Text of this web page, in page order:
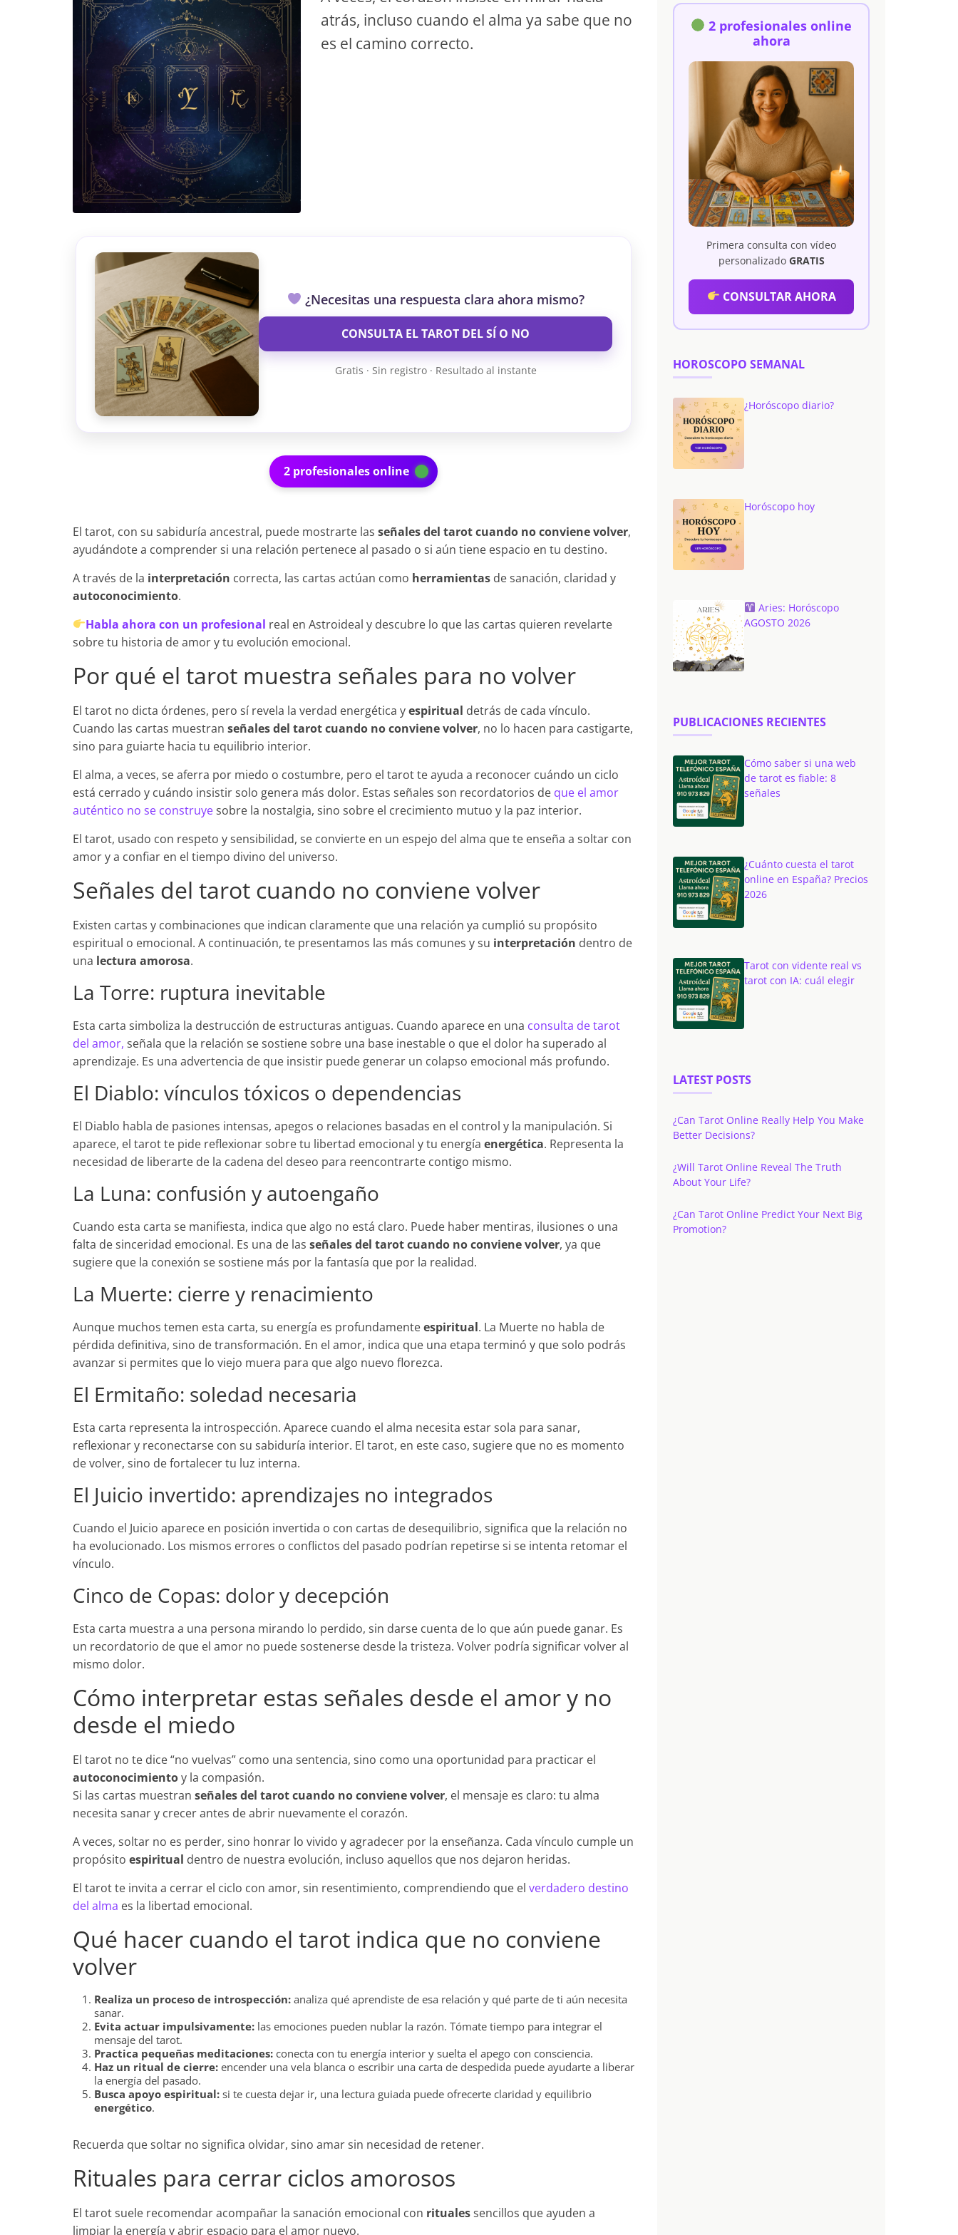
atrás, incluso cuando el alma ya sabe que no
es el camino correcto.
¿Necesitas una respuesta clara ahora mismo?
CONSULTA EL TAROT DEL SÍ O NO
Gratis · Sin registro · Resultado al instante
2 profesionales online
El tarot, con su sabiduría ancestral, puede mostrarte las señales del tarot cuando no conviene volver,
ayudándote a comprender si una relación pertenece al pasado o si aún tiene espacio en tu destino.
A través de la interpretación correcta, las cartas actúan como herramientas de sanación, claridad y
autoconocimiento.
Habla ahora con un profesional real en Astroideal y descubre lo que las cartas quieren revelarte
sobre tu historia de amor y tu evolución emocional.
Por qué el tarot muestra señales para no volver
El tarot no dicta órdenes, pero sí revela la verdad energética yespiritual detrás de cada vínculo.
Cuando las cartas muestran señales del tarot cuando no conviene volver, no lo hacen para castigarte,
sino para guiarte hacia tu equilibrio interior.
El alma, a veces, se aferra por miedo o costumbre, pero el tarot te ayuda a reconocer cuándo un ciclo
está cerrado y cuándo insistir solo genera más dolor. Estas señales son recordatorios de que el amor
auténtico no se construyesobre la nostalgia, sino sobre el crecimiento mutuo y la paz interior.
El tarot, usado con respeto y sensibilidad, se convierte en un espejo del alma que te enseña a soltar con
amor y a confiar en el tiempo divino del universo.
Señales del tarot cuando no conviene volver
Existen cartas y combinaciones que indican claramente que una relación ya cumplió su propósito
espiritual o emocional. A continuación, te presentamos las más comunes y su interpretación dentro de
una lectura amorosa.
La Torre: ruptura inevitable
Esta carta simboliza la destrucción de estructuras antiguas. Cuando aparece en una consulta de tarot
del amor, señala que la relación se sostiene sobre una base inestable o que el dolor ha superado al
aprendizaje. Es una advertencia de que insistir puede generar un colapso emocional más profundo.
El Diablo: vínculos tóxicos o dependencias
El Diablo habla de pasiones intensas, apegos o relaciones basadas en el control y la manipulación. Si
aparece, el tarot te pide reflexionar sobre tu libertad emocional y tu energía energética. Representa la
necesidad de liberarte de la cadena del deseo para reencontrarte contigo mismo.
La Luna: confusión y autoengaño
Cuando esta carta se manifiesta, indica que algo no está claro. Puede haber mentiras, ilusiones o una
falta de sinceridad emocional. Es una de las señales del tarot cuando no conviene volver, ya que
sugiere que la conexión se sostiene más por la fantasía que por la realidad.
La Muerte: cierre y renacimiento
Aunque muchos temen esta carta, su energía es profundamenteespiritual. La Muerte no habla de
pérdida definitiva, sino de transformación. En el amor, indica que una etapa terminó y que solo podrás
avanzar si permites que lo viejo muera para que algo nuevo florezca.
El Ermitaño: soledad necesaria
Esta carta representa la introspección. Aparece cuando el alma necesita estar sola para sanar,
reflexionar y reconectarse con su sabiduría interior. El tarot, en este caso, sugiere que no es momento
de volver, sino de fortalecer tu luz interna.
El Juicio invertido: aprendizajes no integrados
Cuando el Juicio aparece en posición invertida o con cartas de desequilibrio, significa que la relación no
ha evolucionado. Los mismos errores o conflictos del pasado podrían repetirse si se intenta retomar el
vínculo.
Cinco de Copas: dolor y decepción
Esta carta muestra a una persona mirando lo perdido, sin darse cuenta de lo que aún puede ganar. Es
un recordatorio de que el amor no puede sostenerse desde la tristeza. Volver podría significar volver al
mismo dolor.
Cómo interpretar estas señales desde el amor y no
desde el miedo
El tarot no te dice “no vuelvas” como una sentencia, sino como una oportunidad para practicar el
autoconocimientoy la compasión.
Si las cartas muestran señales del tarot cuando no conviene volver, el mensaje es claro: tu alma
necesita sanar y crecer antes de abrir nuevamente el corazón.
A veces, soltar no es perder, sino honrar lo vivido y agradecer por la enseñanza. Cada vínculo cumple un
propósito espiritual dentro de nuestra evolución, incluso aquellos que nos dejaron heridas.
El tarot te invita a cerrar el ciclo con amor, sin resentimiento, comprendiendo que el verdadero destino
del alma es la libertad emocional.
Qué hacer cuando el tarot indica que no conviene
volver
Realiza un proceso de introspección: analiza qué aprendiste de esa relación y qué parte de ti aún necesita
sanar.
Evita actuar impulsivamente: las emociones pueden nublar la razón. Tómate tiempo para integrar el
mensaje del tarot.
Practica pequeñas meditaciones: conecta con tu energía interior y suelta el apego con consciencia.
Haz un ritual de cierre: encender una vela blanca o escribir una carta de despedida puede ayudarte a liberar
la energía del pasado.
Busca apoyo espiritual: si te cuesta dejar ir, una lectura guiada puede ofrecerte claridad y equilibrio
energético.
Recuerda que soltar no significa olvidar, sino amar sin necesidad de retener.
Rituales para cerrar ciclos amorosos
El tarot suele recomendar acompañar la sanación emocional con ritualessencillos que ayuden a
limpiar la energía y abrir espacio para el amor nuevo.
2 profesionales online
ahora
Primera consulta con vídeo
personalizado GRATIS
CONSULTAR AHORA
HOROSCOPO SEMANAL
¿Horóscopo diario?
Horóscopo hoy
Aries: Horóscopo
AGOSTO 2026
PUBLICACIONES RECIENTES
Cómo saber si una web
de tarot es fiable: 8
señales
¿Cuánto cuesta el tarot
online en España? Precios
2026
Tarot con vidente real vs
tarot con IA: cuál elegir
LATEST POSTS
¿Can Tarot Online Really Help You Make
Better Decisions?
¿Will Tarot Online Reveal The Truth
About Your Life?
¿Can Tarot Online Predict Your Next Big
Promotion?
TAROT GRATIS
CONSIGUE TUS 5 MINUTOS
✓ Sin cargos automáticos. El chat se detiene al finalizar el crédito